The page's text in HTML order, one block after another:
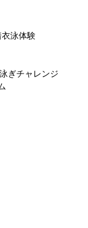
衣泳体験
ぎチャレンジ